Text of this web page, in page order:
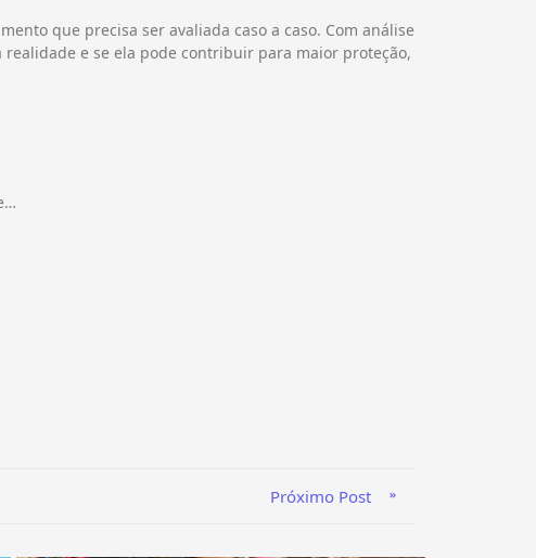
que precisa ser avaliada caso a caso. Com análise
e se ela pode contribuir para maior proteção,
Próximo Post